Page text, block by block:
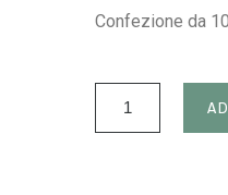
Confezione da